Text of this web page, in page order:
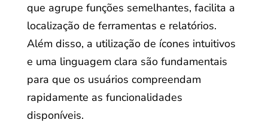
que agrupe funções semelhantes, facilita a
localização de ferramentas e relatórios.
Além disso, a utilização de ícones intuitivos
e uma linguagem clara são fundamentais
para que os usuários compreendam
rapidamente as funcionalidades
disponíveis.